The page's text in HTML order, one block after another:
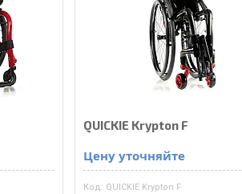
QUICKIE Krypton F
Цену уточняйте
QUICKIE Krypton F